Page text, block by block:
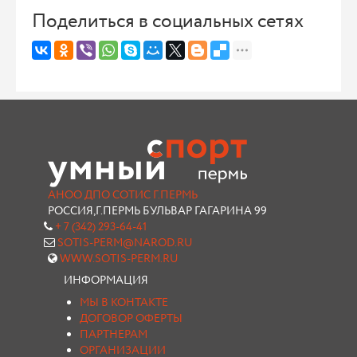
Поделиться в социальных сетях
АНОО ДПО СОТИС Г.ПЕРМЬ
РОССИЯ,Г.ПЕРМЬ БУЛЬВАР ГАГАРИНА 99
+ 7 (342) 293-64-41
SOTIS-PERM@NAROD.RU
WWW.SOTIS-PERM.RU
ИНФОРМАЦИЯ
МЫ В КОНТАКТЕ
ДОГОВОР ОФЕРТЫ
ПАРТНЕРАМ
ОРГАНИЗАЦИИ